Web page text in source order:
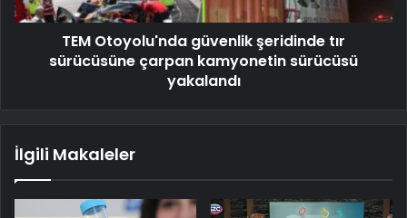
TEM Otoyolu'nda güvenlik şeridinde tır
sürücüsüne çarpan kamyonetin sürücüsü
yakalandı
İlgili Makaleler